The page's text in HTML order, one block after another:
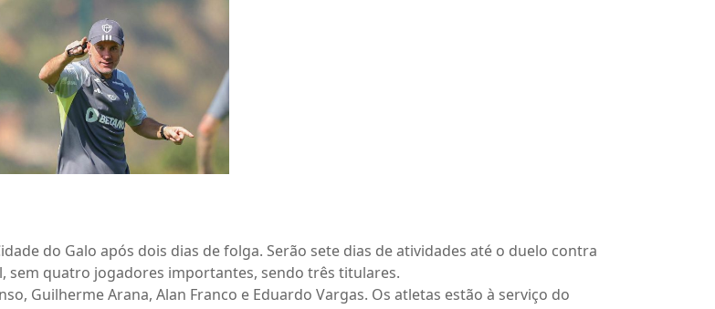
do Galo após dois dias de folga. Serão sete dias de atividades até o duelo contra
sem quatro jogadores importantes, sendo três titulares.
Guilherme Arana, Alan Franco e Eduardo Vargas. Os atletas estão à serviço do